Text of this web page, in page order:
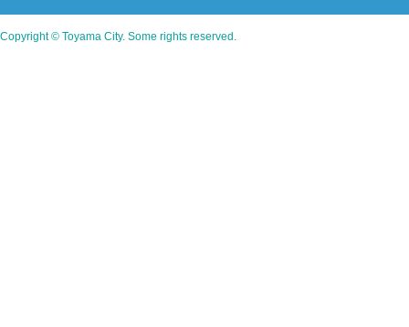
Copyright © Toyama City. Some rights reserved.